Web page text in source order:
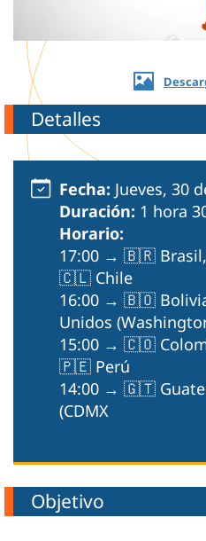
Detalles
Fecha: Jueves, 30
Duración: 1 hora
Horario:
17:00 → 🇧🇷
🇨🇱 Chile
16:00 → 🇧🇴
Unidos
15:00 → 🇨🇴
🇵🇪 Perú
14:00 → 🇬🇹
(CDMX
Objetivo